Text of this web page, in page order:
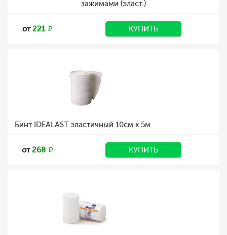
зажимами (эласт.)
от221 КУПИТЬ
Бинт IDEALAST эластичный 10см х 5м
от268 КУПИТЬ